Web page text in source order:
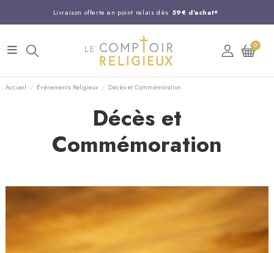
Livraison offerte en point relais dès 59€ d'achat*
Entreprise Française familiale
Support client disponible au 03 20 24 74 15
Commandez avant 14H, expédition le jour même !
0
Accueil Événements Religieux Décès et Commémoration
Décès et
Commémoration